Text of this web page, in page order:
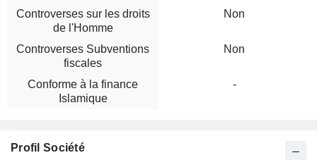
Controverses sur les droits
de l'Homme
Non
Controverses Subventions
fiscales
Non
Conforme à la finance
Islamique
-
Profil Société